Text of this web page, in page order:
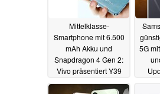
Mittelklasse-
Smartphone mit 6.500
mAh Akku und
Snapdragon 4 Gen 2:
Vivo präsentiert Y39
5G27.02.2025
5G